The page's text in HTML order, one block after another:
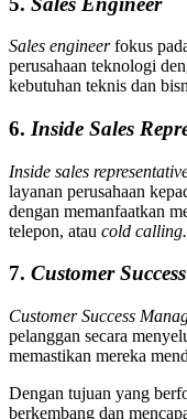
Sales engineerfokus
perusahaan teknologi
kebutuhan teknis dan
6. Inside Sales
Inside sales
layanan perusahaan
dengan memanfaatkan
telepon, atau cold calling.
7. Customer
Customer Success
pelanggan secara
memastikan mereka
Dengan tujuan yang
berkembang dan